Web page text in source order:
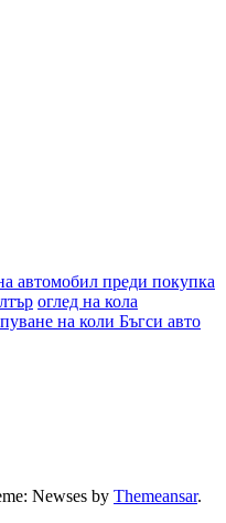
автомобил преди покупка
оглед на кола
на коли Бъгси авто
Newses by Themeansar.